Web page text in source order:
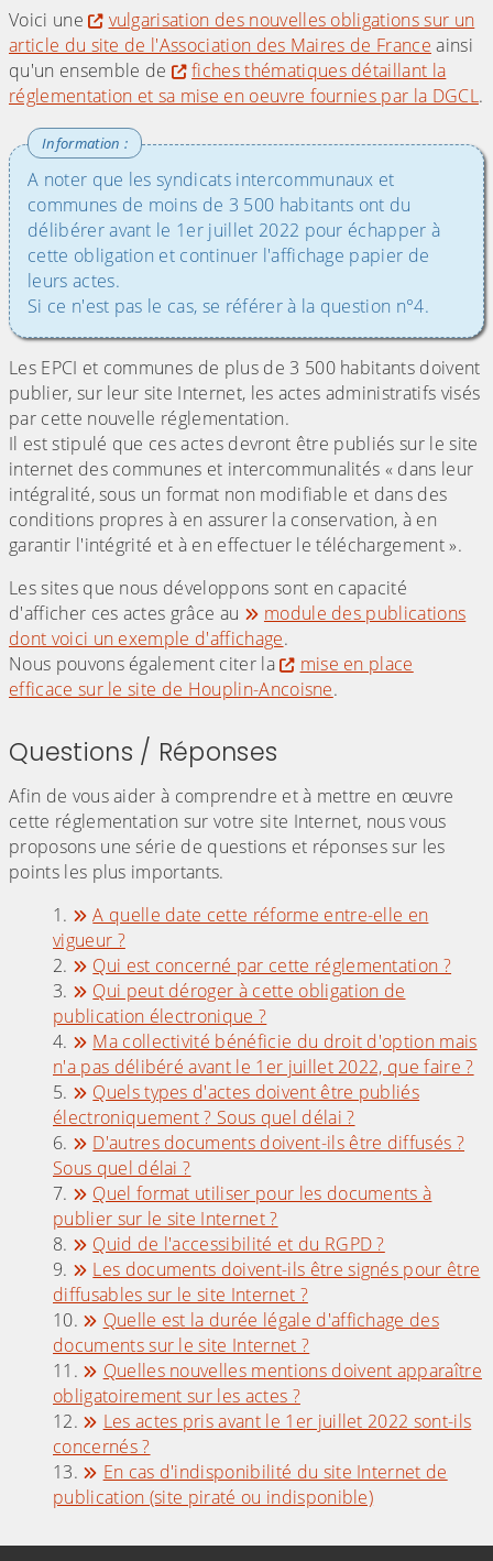
Voici une
vulgarisation des nouvelles obligations sur un
article du site de l'Association des Maires de France ainsi
qu'un ensemble de
fiches thématiques détaillant la
réglementation et sa mise en oeuvre fournies par la DGCL.
A noter que les syndicats intercommunaux et
communes de moins de 3 500 habitants ont du
délibérer avant le 1er juillet 2022 pour échapper à
cette obligation et continuer l'affichage papier de
leurs actes.
Si ce n'est pas le cas, se référer à la question n°4.
Les EPCI et communes de plus de 3 500 habitants doivent
publier, sur leur site Internet, les actes administratifs visés
par cette nouvelle réglementation.
Il est stipulé que ces actes devront être publiés sur le site
internet des communes et intercommunalités « dans leur
intégralité, sous un format non modifiable et dans des
conditions propres à en assurer la conservation, à en
garantir l'intégrité et à en effectuer le téléchargement ».
Les sites que nous développons sont en capacité
d'afficher ces actes grâce au
module des publications
dont voici un exemple d'affichage.
Nous pouvons également citer la
mise en place
efficace sur le site de Houplin-Ancoisne.
Questions / Réponses
Afin de vous aider à comprendre et à mettre en œuvre
cette réglementation sur votre site Internet, nous vous
proposons une série de questions et réponses sur les
points les plus importants.
A quelle date cette réforme entre-elle en
vigueur ?
Qui est concerné par cette réglementation ?
Qui peut déroger à cette obligation de
publication électronique ?
Ma collectivité bénéficie du droit d'option mais
n'a pas délibéré avant le 1er juillet 2022, que faire ?
Quels types d'actes doivent être publiés
électroniquement ? Sous quel délai ?
D'autres documents doivent-ils être diffusés ?
Sous quel délai ?
Quel format utiliser pour les documents à
publier sur le site Internet ?
Quid de l'accessibilité et du RGPD ?
Les documents doivent-ils être signés pour être
diffusables sur le site Internet ?
Quelle est la durée légale d'affichage des
documents sur le site Internet ?
Quelles nouvelles mentions doivent apparaître
obligatoirement sur les actes ?
Les actes pris avant le 1er juillet 2022 sont-ils
concernés ?
En cas d'indisponibilité du site Internet de
publication (site piraté ou indisponible)